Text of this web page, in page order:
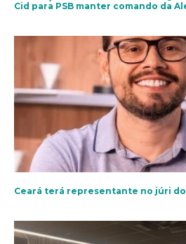
Cid para PSB manter comando da
Ceará terá representante no júri